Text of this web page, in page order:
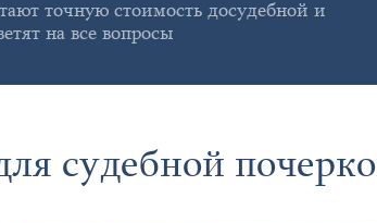
точную стоимость досудебной и
на все вопросы
судебной